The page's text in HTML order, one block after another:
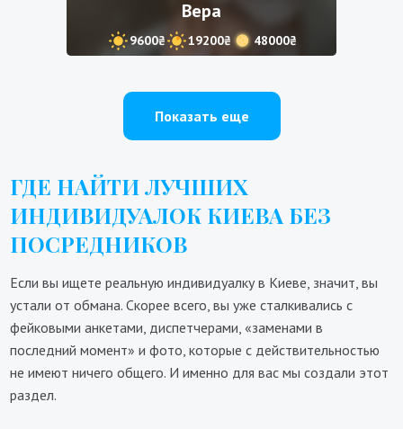
Вера
9600₴ 19200₴ 48000₴
Показать еще
ГДЕ НАЙТИ ЛУЧШИХ
ИНДИВИДУАЛОК КИЕВА БЕЗ
ПОСРЕДНИКОВ
Если вы ищете реальную индивидуалку в Киеве, значит, вы
устали от обмана. Скорее всего, вы уже сталкивались с
фейковыми анкетами, диспетчерами, «заменами в
последний момент» и фото, которые с действительностью
не имеют ничего общего. И именно для вас мы создали этот
раздел.